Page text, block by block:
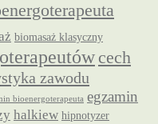
biomasaż klasyczny
cech
zawodu
bioenergoterapeuta egzamin
halkiew hipnotyzer